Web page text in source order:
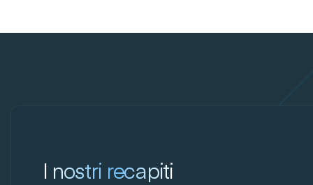
I nostri recapiti